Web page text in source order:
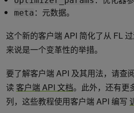
meta ：元数据。
这个新的客户端 API 简化了从 FL
来说是一个变革性的举措。
要了解客户端 API 及其用法，请查
读 客户端 API 文档。此外，还有更
列，这些教程使用客户端 API 编写